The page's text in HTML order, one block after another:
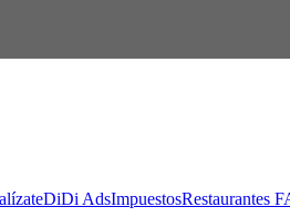
DiDi AdsImpuestosRestaurantes